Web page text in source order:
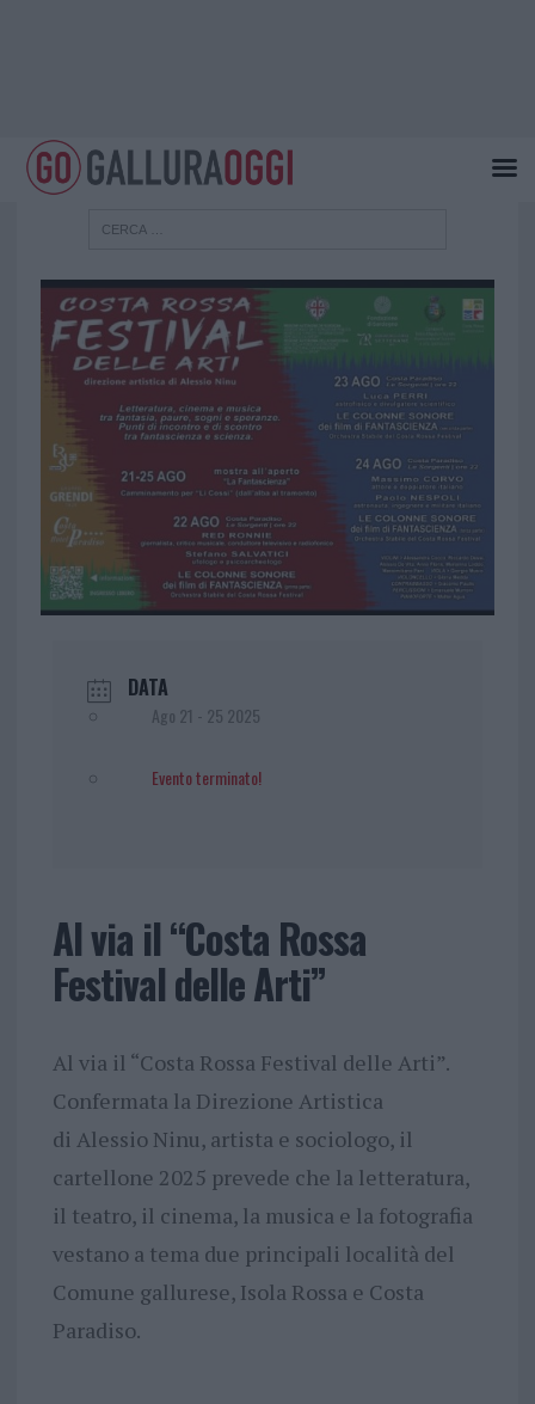
DATA
Ago 21 - 25 2025
Evento terminato!
Al via il “Costa Rossa
Festival delle Arti”
Al via il “Costa Rossa Festival delle Arti”.
Confermata la Direzione Artistica
di Alessio Ninu, artista e sociologo, il
cartellone 2025 prevede che la letteratura,
il teatro, il cinema, la musica e la fotografia
vestano a tema due principali località del
Comune gallurese, Isola Rossa e Costa
Paradiso.